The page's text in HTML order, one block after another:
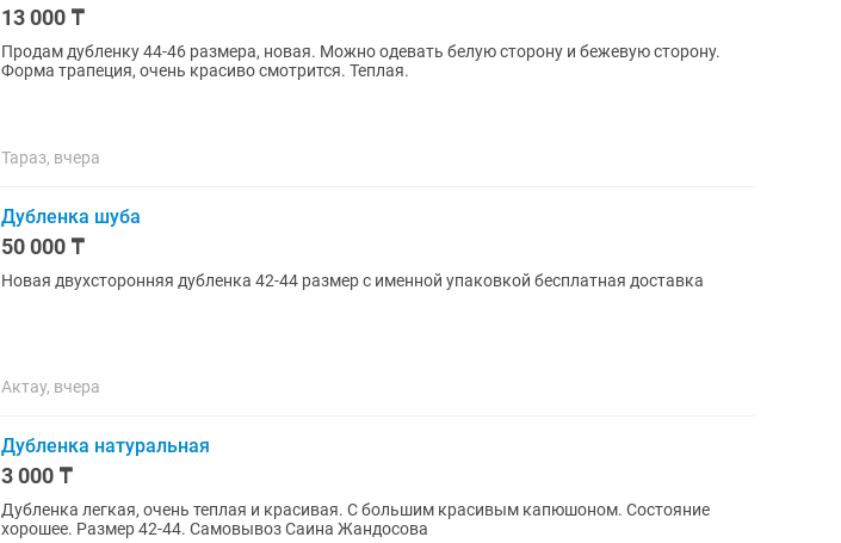
13 000 ₸
Продам дубленку 44-46 размера, новая. Можно одевать белую сторону и бежевую сторону.
Форма трапеция, очень красиво смотрится. Теплая.
Тараз, вчера
Дубленка шуба
50 000 ₸
Новая двухсторонняя дубленка 42-44 размер с именной упаковкой бесплатная доставка
Актау, вчера
Дубленка натуральная
3 000 ₸
Дубленка легкая, очень теплая и красивая. С большим красивым капюшоном. Состояние
хорошее. Размер 42-44. Самовывоз Саина Жандосова